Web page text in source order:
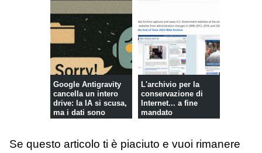
Google Antigravity
cancella un intero
drive: la IA si scusa,
ma i dati sono
L'archivio per la
conservazione di
Internet... a fine
mandato
Se questo articolo ti è piaciuto e vuoi rimanere